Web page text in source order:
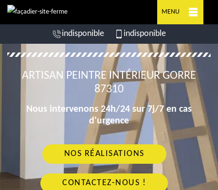
MENU
indisponible indisponible
ARTISAN PEINTRE INTÉRIEUR GORRE
87310
Nous intervenons 24h/24 sur 7j/7 en cas
d'urgence
NOS RÉALISATIONS
CONTACTEZ-NOUS !